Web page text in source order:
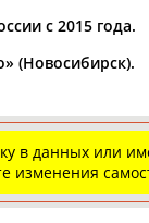
с 2015 года.
(Новосибирск).
в данных или
изменения